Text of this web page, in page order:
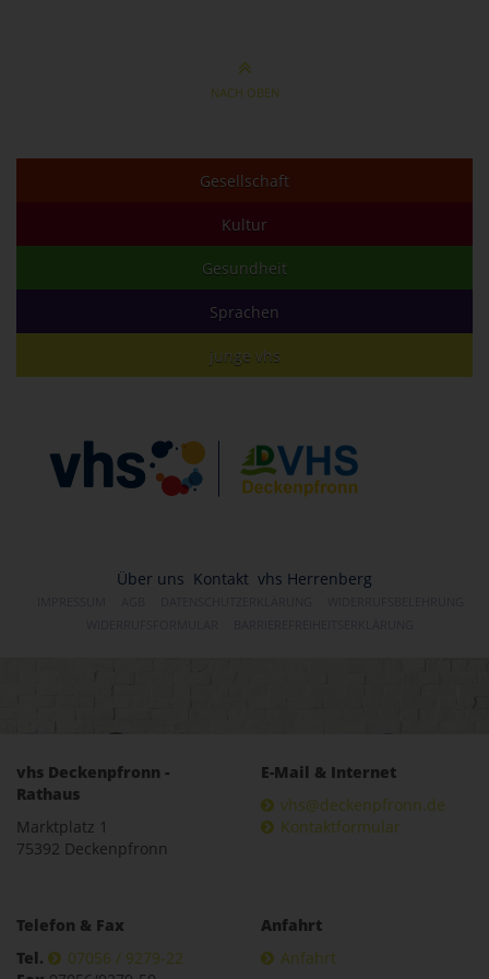
NACH OBEN
Gesellschaft
Kultur
Gesundheit
Sprachen
junge vhs
Über uns Kontakt vhs Herrenberg
vhs Deckenpfronn -
Rathaus
Marktplatz 1
75392 Deckenpfronn
E-Mail & Internet
vhs@deckenpfronn.de
Kontaktformular
Telefon & Fax
Tel.
07056 / 9279-22
Anfahrt
Anfahrt